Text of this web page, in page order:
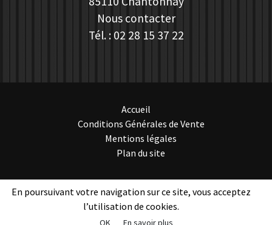
Nous contacter
Tél. : 02 28 15 37 22
Accueil
Conditions Générales de Vente
Mentions légales
Plan du site
En poursuivant votre navigation sur ce site, vous acceptez
l’utilisation de cookies.
OK En savoir plus